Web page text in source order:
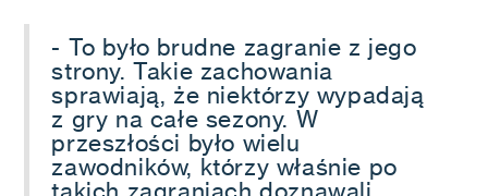
- To było brudne zagranie z jego
strony. Takie zachowania
sprawiają, że niektórzy wypadają
z gry na całe sezony. W
przeszłości było wielu
zawodników, którzy właśnie po